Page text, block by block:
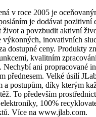
v roce 2005 je
je dodávat pozitivní
život a povzbudit aktivní
výkonných, inovativních
dostupné ceny. Produkty
kvalitním
Nechybí ani propracované
přednesem. Velké úsilí
a postupům, díky kterým
To především
100%
Více na www.jlab.com.